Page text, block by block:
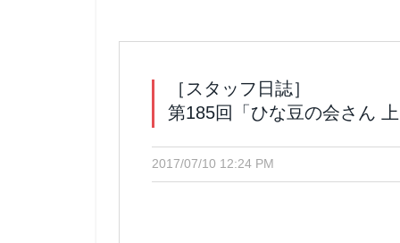
［スタッフ日誌］
第185回「ひな豆の会さん
2017/07/10 12:24 PM